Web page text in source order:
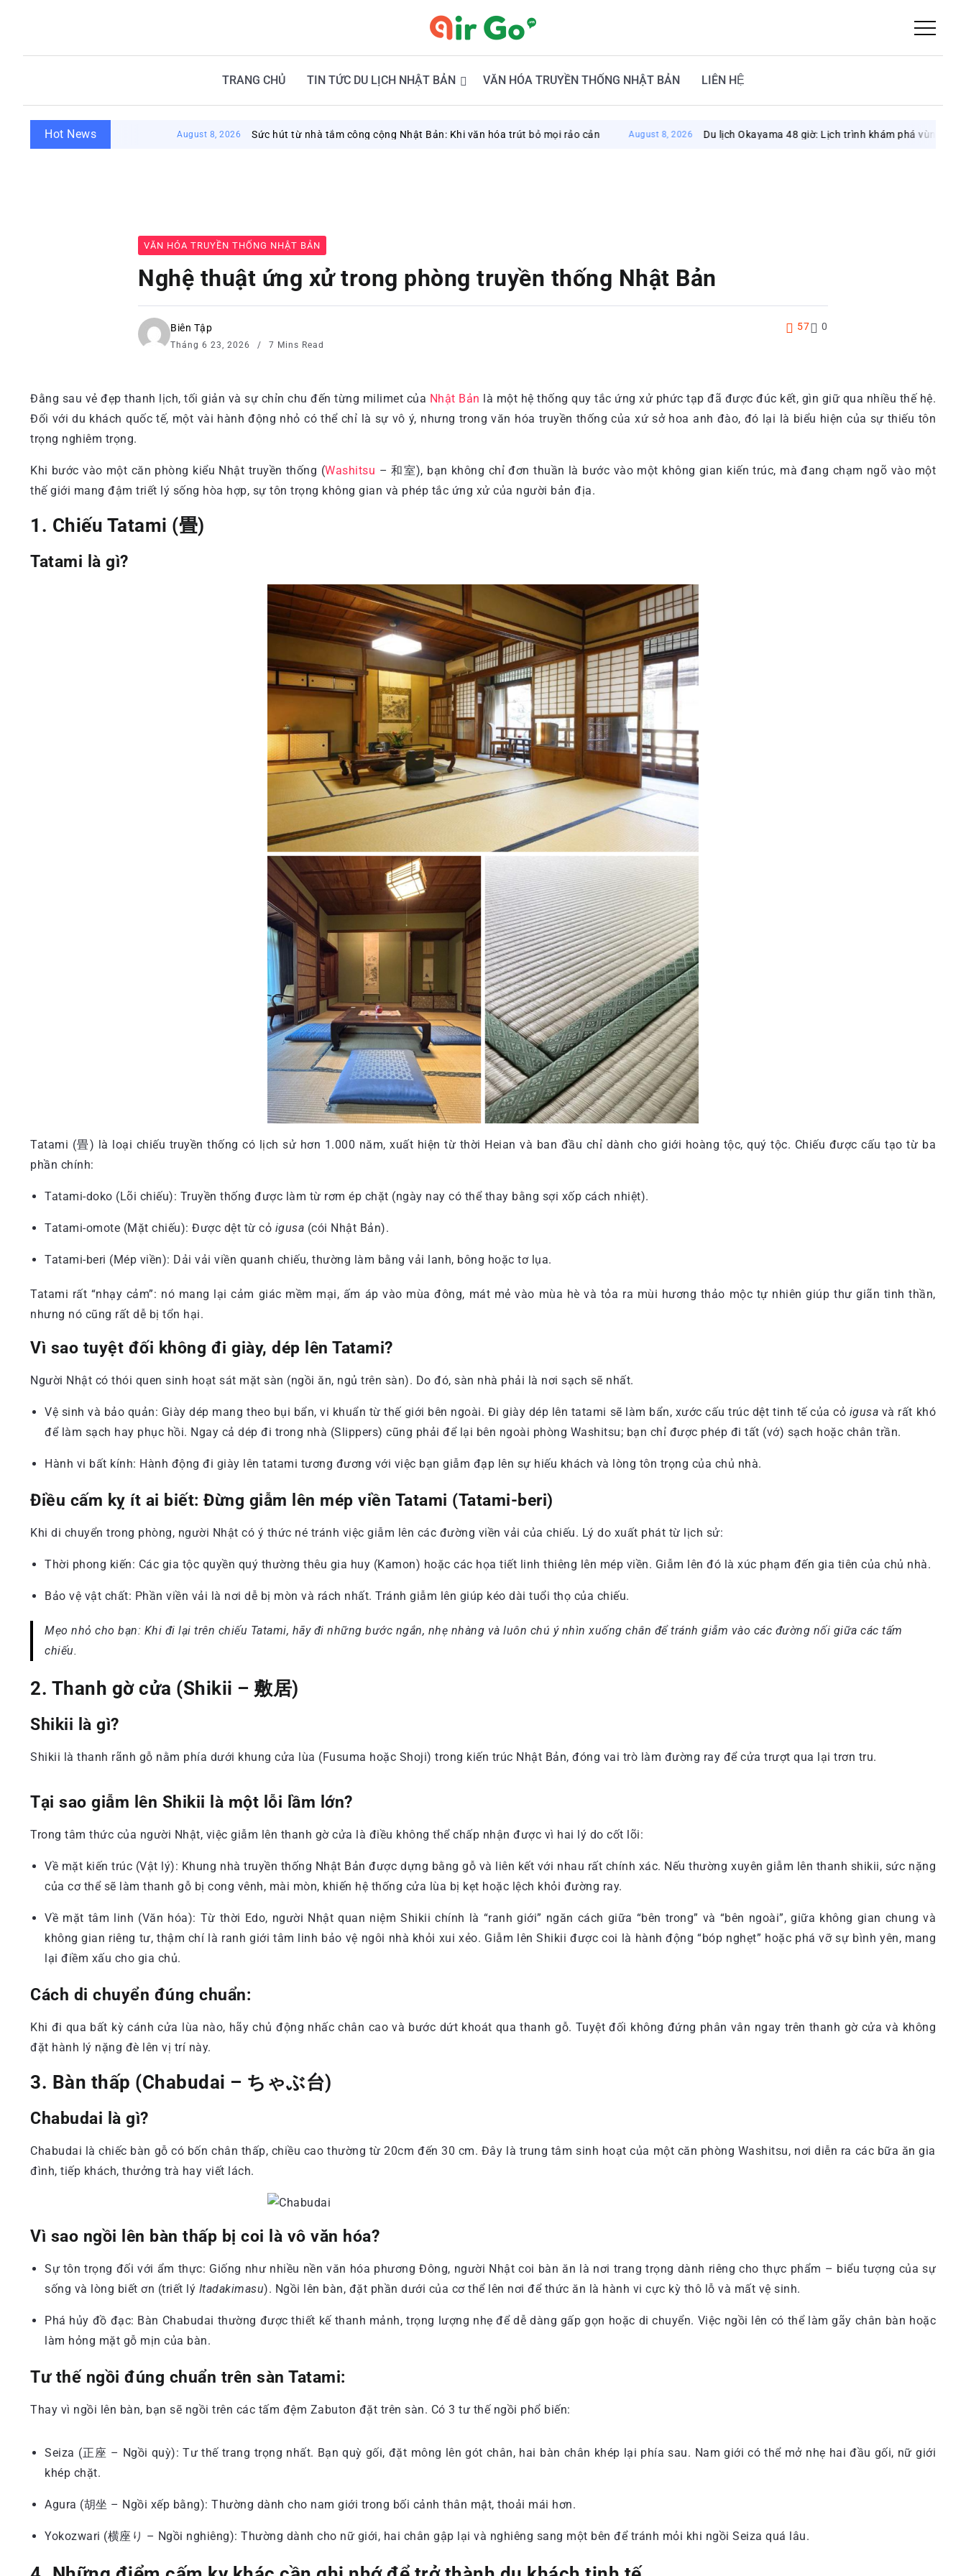
TRANG CHỦ TIN TỨC DU LỊCH NHẬT BẢN VĂN HÓA TRUYỀN THỐNG NHẬT BẢN LIÊN HỆ
Hot News Sức hút từ nhà tắm công cộng Nhật Bản: Khi văn hóa trút bỏ mọi rảo cản August 8, 2026 Du lịch Okayama 48 giờ: Lịch trình khám phá vùng đất mặt trời
VĂN HÓA TRUYỀN THỐNG NHẬT BẢN
Nghệ thuật ứng xử trong phòng truyền thống Nhật Bản
Biên Tập
Tháng 6 23, 2026 7 Mins Read
57 0
Đằng sau vẻ đẹp thanh lịch, tối giản và sự chỉn chu đến từng milimet của Nhật Bản là một hệ thống quy tắc ứng xử phức tạp đã được đúc kết, gìn giữ qua nhiều thế hệ.
Đối với du khách quốc tế, một vài hành động nhỏ có thể chỉ là sự vô ý, nhưng trong văn hóa truyền thống của xứ sở hoa anh đào, đó lại là biểu hiện của sự thiếu tôn
trọng nghiêm trọng.
Khi bước vào một căn phòng kiểu Nhật truyền thống (Washitsu – 和室), bạn không chỉ đơn thuần là bước vào một không gian kiến trúc, mà đang chạm ngõ vào một
thế giới mang đậm triết lý sống hòa hợp, sự tôn trọng không gian và phép tắc ứng xử của người bản địa.
1. Chiếu Tatami (畳)
Tatami là gì?
Tatami (畳) là loại chiếu truyền thống có lịch sử hơn 1.000 năm, xuất hiện từ thời Heian và ban đầu chỉ dành cho giới hoàng tộc, quý tộc. Chiếu được cấu tạo từ ba
phần chính:
Tatami-doko (Lõi chiếu): Truyền thống được làm từ rơm ép chặt (ngày nay có thể thay bằng sợi xốp cách nhiệt).
Tatami-omote (Mặt chiếu): Được dệt từ cỏ igusa (cói Nhật Bản).
Tatami-beri (Mép viền): Dải vải viền quanh chiếu, thường làm bằng vải lanh, bông hoặc tơ lụa.
Tatami rất “nhạy cảm”: nó mang lại cảm giác mềm mại, ấm áp vào mùa đông, mát mẻ vào mùa hè và tỏa ra mùi hương thảo mộc tự nhiên giúp thư giãn tinh thần,
nhưng nó cũng rất dễ bị tổn hại.
Vì sao tuyệt đối không đi giày, dép lên Tatami?
Người Nhật có thói quen sinh hoạt sát mặt sàn (ngồi ăn, ngủ trên sàn). Do đó, sàn nhà phải là nơi sạch sẽ nhất.
Vệ sinh và bảo quản: Giày dép mang theo bụi bẩn, vi khuẩn từ thế giới bên ngoài. Đi giày dép lên tatami sẽ làm bẩn, xước cấu trúc dệt tinh tế của cỏ igusa và rất khó
để làm sạch hay phục hồi. Ngay cả dép đi trong nhà (Slippers) cũng phải để lại bên ngoài phòng Washitsu; bạn chỉ được phép đi tất (vớ) sạch hoặc chân trần.
Hành vi bất kính: Hành động đi giày lên tatami tương đương với việc bạn giẫm đạp lên sự hiếu khách và lòng tôn trọng của chủ nhà.
Điều cấm kỵ ít ai biết: Đừng giẫm lên mép viền Tatami (Tatami-beri)
Khi di chuyển trong phòng, người Nhật có ý thức né tránh việc giẫm lên các đường viền vải của chiếu. Lý do xuất phát từ lịch sử:
Thời phong kiến: Các gia tộc quyền quý thường thêu gia huy (Kamon) hoặc các họa tiết linh thiêng lên mép viền. Giẫm lên đó là xúc phạm đến gia tiên của chủ nhà.
Bảo vệ vật chất: Phần viền vải là nơi dễ bị mòn và rách nhất. Tránh giẫm lên giúp kéo dài tuổi thọ của chiếu.
Mẹo nhỏ cho bạn: Khi đi lại trên chiếu Tatami, hãy đi những bước ngắn, nhẹ nhàng và luôn chú ý nhìn xuống chân để tránh giẫm vào các đường nối giữa các tấm
chiếu.
2. Thanh gờ cửa (Shikii – 敷居)
Shikii là gì?
Shikii là thanh rãnh gỗ nằm phía dưới khung cửa lùa (Fusuma hoặc Shoji) trong kiến trúc Nhật Bản, đóng vai trò làm đường ray để cửa trượt qua lại trơn tru.
Tại sao giẫm lên Shikii là một lỗi lầm lớn?
Trong tâm thức của người Nhật, việc giẫm lên thanh gờ cửa là điều không thể chấp nhận được vì hai lý do cốt lõi:
Về mặt kiến trúc (Vật lý): Khung nhà truyền thống Nhật Bản được dựng bằng gỗ và liên kết với nhau rất chính xác. Nếu thường xuyên giẫm lên thanh shikii, sức nặng
của cơ thể sẽ làm thanh gỗ bị cong vênh, mài mòn, khiến hệ thống cửa lùa bị kẹt hoặc lệch khỏi đường ray.
Về mặt tâm linh (Văn hóa): Từ thời Edo, người Nhật quan niệm Shikii chính là “ranh giới” ngăn cách giữa “bên trong” và “bên ngoài”, giữa không gian chung và
không gian riêng tư, thậm chí là ranh giới tâm linh bảo vệ ngôi nhà khỏi xui xẻo. Giẫm lên Shikii được coi là hành động “bóp nghẹt” hoặc phá vỡ sự bình yên, mang
lại điềm xấu cho gia chủ.
Cách di chuyển đúng chuẩn:
Khi đi qua bất kỳ cánh cửa lùa nào, hãy chủ động nhấc chân cao và bước dứt khoát qua thanh gỗ. Tuyệt đối không đứng phân vân ngay trên thanh gờ cửa và không
đặt hành lý nặng đè lên vị trí này.
3. Bàn thấp (Chabudai – ちゃぶ台)
Chabudai là gì?
Chabudai là chiếc bàn gỗ có bốn chân thấp, chiều cao thường từ 20cm đến 30 cm. Đây là trung tâm sinh hoạt của một căn phòng Washitsu, nơi diễn ra các bữa ăn gia
đình, tiếp khách, thưởng trà hay viết lách.
Vì sao ngồi lên bàn thấp bị coi là vô văn hóa?
Sự tôn trọng đối với ẩm thực: Giống như nhiều nền văn hóa phương Đông, người Nhật coi bàn ăn là nơi trang trọng dành riêng cho thực phẩm – biểu tượng của sự
sống và lòng biết ơn (triết lý Itadakimasu). Ngồi lên bàn, đặt phần dưới của cơ thể lên nơi để thức ăn là hành vi cực kỳ thô lỗ và mất vệ sinh.
Phá hủy đồ đạc: Bàn Chabudai thường được thiết kế thanh mảnh, trọng lượng nhẹ để dễ dàng gấp gọn hoặc di chuyển. Việc ngồi lên có thể làm gãy chân bàn hoặc
làm hỏng mặt gỗ mịn của bàn.
Tư thế ngồi đúng chuẩn trên sàn Tatami:
Thay vì ngồi lên bàn, bạn sẽ ngồi trên các tấm đệm Zabuton đặt trên sàn. Có 3 tư thế ngồi phổ biến:
Seiza (正座 – Ngồi quỳ): Tư thế trang trọng nhất. Bạn quỳ gối, đặt mông lên gót chân, hai bàn chân khép lại phía sau. Nam giới có thể mở nhẹ hai đầu gối, nữ giới
khép chặt.
Agura (胡坐 – Ngồi xếp bằng): Thường dành cho nam giới trong bối cảnh thân mật, thoải mái hơn.
Yokozwari (横座り – Ngồi nghiêng): Thường dành cho nữ giới, hai chân gập lại và nghiêng sang một bên để tránh mỏi khi ngồi Seiza quá lâu.